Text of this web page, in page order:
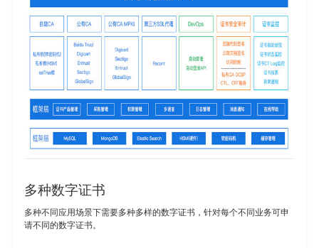
多种数字证书
多种不同应用场景下需要多种多样的数字证书，针对每个不同业务可申
请不同的数字证书。